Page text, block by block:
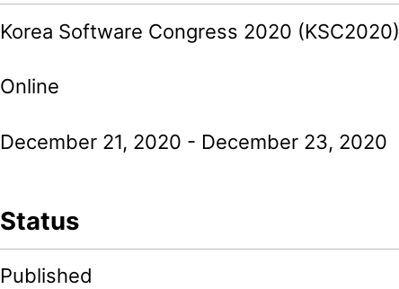
Korea Software Congress 2020 (KSC2020)
Online
December 21, 2020 - December 23, 2020
Status
Published